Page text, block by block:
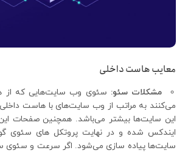
معایب هاست داخلی
مشکلات سئو: سئوی وب سایت‌هایی که از
می‌کنند به مراتب از وب سایت‌های با هاست
این سایت‌ها بیشتر می‌باشد. همچنین صفحات
ایندکس شده و در نهایت پروتکل های سئوی
سایت‌ها پیاده سازی می‌شود. اگر سرعت و سئوی